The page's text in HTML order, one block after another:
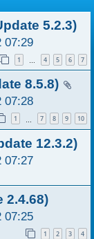
5.2.3)
07:29
1 … 4 5 6 7
8.5.8)
07:28
1 7 8 9 10
12.3.2)
07:27
2.4.68)
07:25
1 2 3 4